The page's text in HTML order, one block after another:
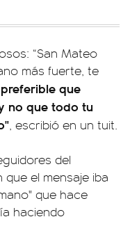
“San Mateo
más fuerte, te
preferible que
no que todo tu
, escribió en un tuit.
del
el mensaje iba
que hace
haciendo